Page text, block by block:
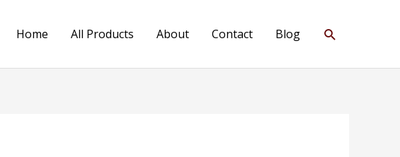
Home All Products About Contact Blog Search